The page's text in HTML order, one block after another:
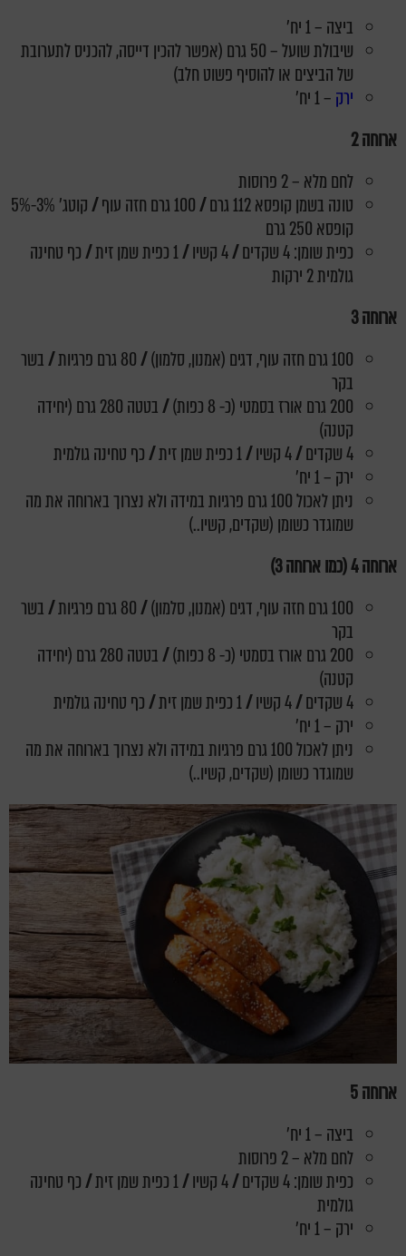
ביצה – 1 יח'
שיבולת שועל – 50 גרם (אפשר להכין דייסה, להכניס לתערובת
של הביצים או להוסיף פשוט חלב)
ירק – 1 יח'
ארוחה 2
לחם מלא – 2 פרוסות
טונה בשמן קופסא 112 גרם
/100 גרם חזה עוף /
קוטג' 3%-5%
קופסא 250 גרם
כפית שומן: 4 שקדים
/
/
/כף טחינה
גולמית 2 ירקות
ארוחה 3
100 גרם חזה עוף, דגים (אמנון, סלמון)
/80 גרם פרגיות /בשר
בקר
200 גרם אורז בסמטי (כ- 8 כפות)
/
בטטה 280 גרם (יחידה
קטנה)
4 שקדים
/
/
/כף טחינה גולמית
ירק – 1 יח'
ניתן לאכול 100 גרם פרגיות במידה ולא נצרוך בארוחה את מה
שמוגדר כשומן (שקדים, קשיו..)
ארוחה 4 (כמו ארוחה 3)
100 גרם חזה עוף, דגים (אמנון, סלמון)
/80 גרם פרגיות /בשר
בקר
200 גרם אורז בסמטי (כ- 8 כפות)
/
בטטה 280 גרם (יחידה
קטנה)
4 שקדים
/
/
/כף טחינה גולמית
ירק – 1 יח'
ניתן לאכול 100 גרם פרגיות במידה ולא נצרוך בארוחה את מה
שמוגדר כשומן (שקדים, קשיו..)
ארוחה 5
ביצה – 1 יח'
לחם מלא – 2 פרוסות
כפית שומן: 4 שקדים
/
/
/כף טחינה
גולמית
ירק – 1 יח'